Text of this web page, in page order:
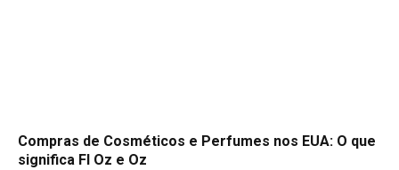
Compras de Cosméticos e Perfumes nos EUA: O que
significa Fl Oz e Oz